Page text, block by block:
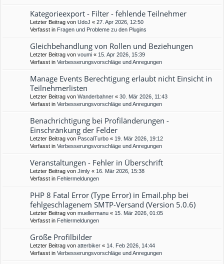
Kategorieexport - Filter - fehlende Teilnehmer
Letzter Beitrag von UdoJ « 27. Apr 2026, 12:50
Verfasst in Fragen und Probleme zu den Plugins
Gleichbehandlung von Rollen und Beziehungen
Letzter Beitrag von voumi « 15. Apr 2026, 15:39
Verfasst in Verbesserungsvorschläge und Anregungen
Manage Events Berechtigung erlaubt nicht Einsicht in
Teilnehmerlisten
Letzter Beitrag von Wanderbahner « 30. Mär 2026, 11:43
Verfasst in Verbesserungsvorschläge und Anregungen
Benachrichtigung bei Profiländerungen -
Einschränkung der Felder
Letzter Beitrag von PascalTurbo « 19. Mär 2026, 19:12
Verfasst in Verbesserungsvorschläge und Anregungen
Veranstaltungen - Fehler in Überschrift
Letzter Beitrag von Jimly « 16. Mär 2026, 15:38
Verfasst in Fehlermeldungen
PHP 8 Fatal Error (Type Error) in Email.php bei
fehlgeschlagenem SMTP-Versand (Version 5.0.6)
Letzter Beitrag von muellermanu « 15. Mär 2026, 01:05
Verfasst in Fehlermeldungen
Größe Profilbilder
Letzter Beitrag von atterbiker « 14. Feb 2026, 14:44
Verfasst in Verbesserungsvorschläge und Anregungen